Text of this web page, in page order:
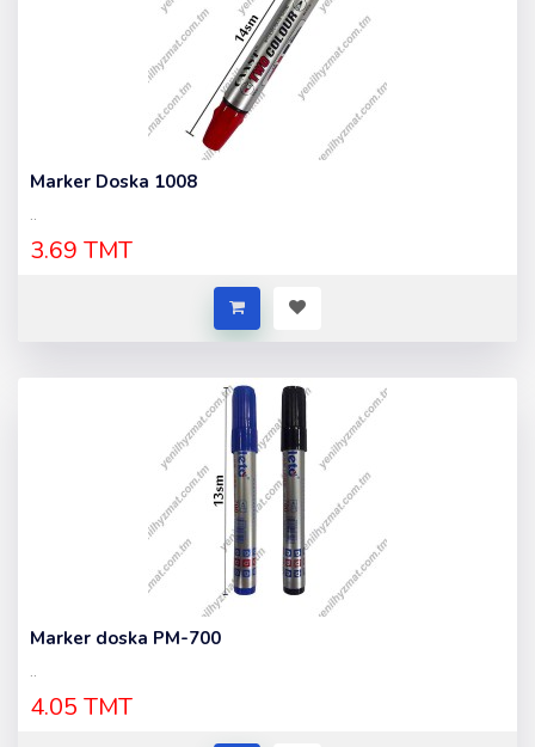
Marker Doska 1008
..
3.69 TMT
Marker doska PM-700
..
4.05 TMT